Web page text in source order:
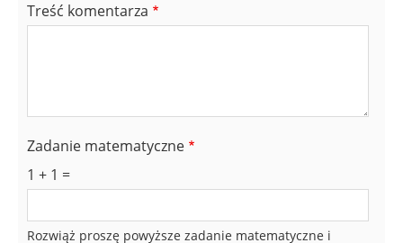
Treść komentarza
Zadanie matematyczne
1 + 1 =
Rozwiąż proszę powyższe zadanie matematyczne i